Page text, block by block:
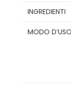
INGREDIENTI
MODO D’USO